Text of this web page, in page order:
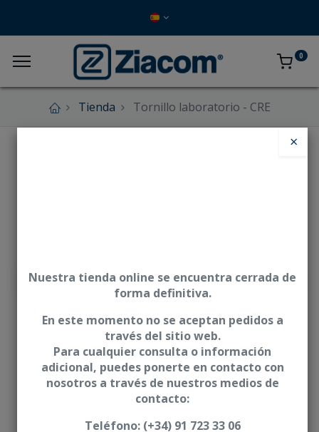
0
Tienda Tornillo laboratorio - CRE
×
Nuestra tienda online se encuentra cerrada de
forma definitiva.
En este momento no se aceptan pedidos a
través del sitio web.
Para cualquier consulta o información
adicional, puedes ponerte en contacto con
nosotros a través de nuestros medios de
contacto:
Teléfono: (+34) 91 723 33 06